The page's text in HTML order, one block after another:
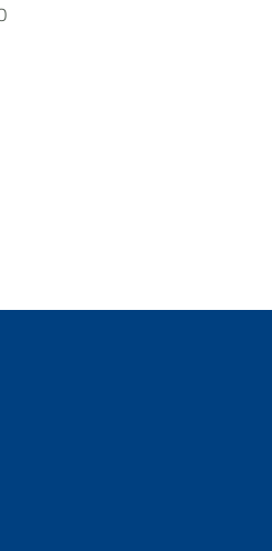
Civile